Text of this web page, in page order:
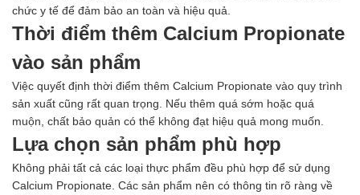
chức y tế để đảm bảo an toàn và hiệu quả.
Thời điểm thêm Calcium Propionate
vào sản phẩm
Việc quyết định thời điểm thêm Calcium Propionate vào quy trình
sản xuất cũng rất quan trọng. Nếu thêm quá sớm hoặc quá
muộn, chất bảo quản có thể không đạt hiệu quả mong muốn.
Lựa chọn sản phẩm phù hợp
Không phải tất cả các loại thực phẩm đều phù hợp để sử dụng
Calcium Propionate. Các sản phẩm nên có thông tin rõ ràng về